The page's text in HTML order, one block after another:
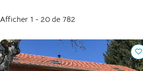
Afficher 1 - 20 de 782
The grange in the Cantal : Habiter la
nature, respirer le Cantal